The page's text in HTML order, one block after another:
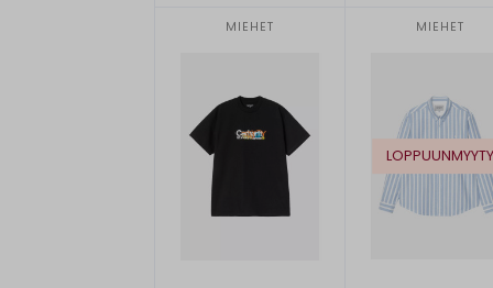
MIEHET MIEHET
LOPPUUNMYYTY